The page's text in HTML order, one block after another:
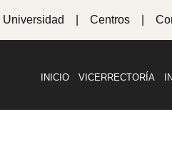
Universidad Centros
INICIO VICERRECTORÍA